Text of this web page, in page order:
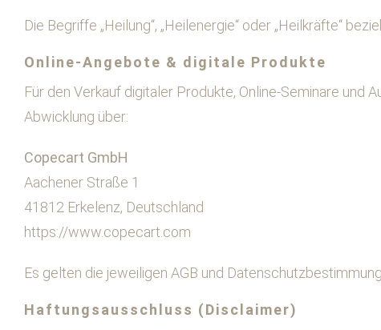
Die Begriffe „Heilung“, „Heilenergie“ oder „Heilkräfte“
Online-Angebote & digitale Produkte
Für den Verkauf digitaler Produkte, Online-Seminare und
Abwicklung über:
Copecart GmbH
Aachener Straße 1
41812 Erkelenz, Deutschland
https://www.copecart.com
Es gelten die jeweiligen AGB und
Haftungsausschluss (Disclaimer)